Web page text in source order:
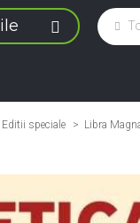
Editii speciale > Libra